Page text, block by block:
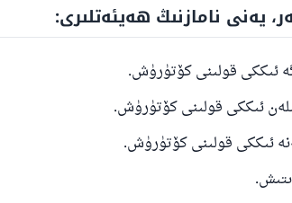
يەنى نامازنىڭ ھەيئەتلىرى: